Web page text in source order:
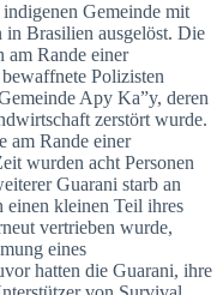
Gemeinde mit
in Brasilien ausgelöst. Die
am Rande einer
Polizisten
Apy Ka”y, deren
zerstört wurde.
am Rande einer
wurden acht Personen
Guarani starb an
einen kleinen Teil ihres
vertrieben wurde,
eines
hatten die Guarani, ihre